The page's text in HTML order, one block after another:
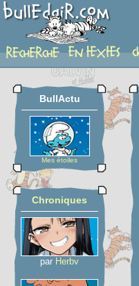
album
BullActu
Mes étoiles
Chroniques
par Herbv